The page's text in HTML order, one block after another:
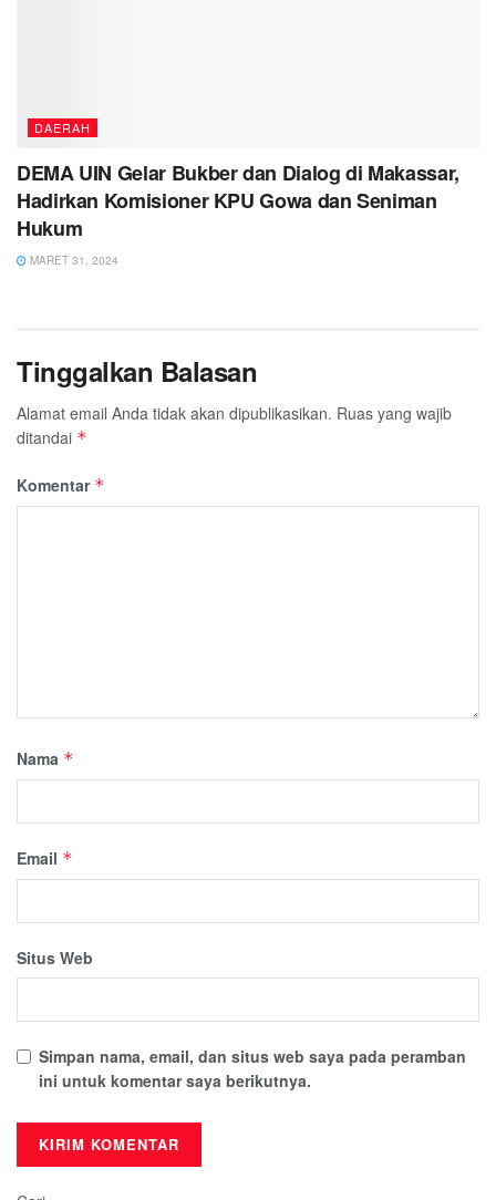
DAERAH
DEMA UIN Gelar Bukber dan Dialog di Makassar,
Hadirkan Komisioner KPU Gowa dan Seniman
Hukum
MARET 31, 2024
Tinggalkan Balasan
Alamat email Anda tidak akan dipublikasikan. Ruas yang wajib
ditandai *
Komentar *
Nama *
Email *
Situs Web
Simpan nama, email, dan situs web saya pada peramban
ini untuk komentar saya berikutnya.